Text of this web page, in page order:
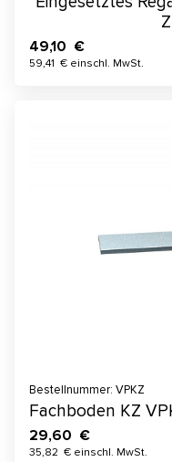
49,10 €
59,41 € einschl. MwSt.
Bestellnummer: VPKZ
Fachboden KZ
29,60 €
35,82 € einschl. MwSt.